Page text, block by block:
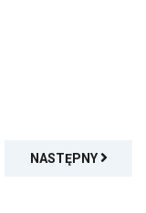
NASTĘPNY